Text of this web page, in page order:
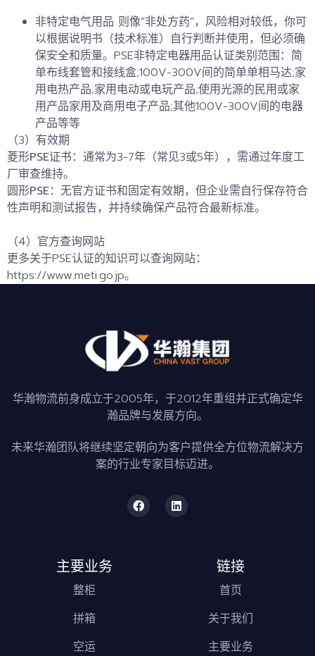
非特定电气用品 则像“非处方药”，风险相对较低，你可
以根据说明书（技术标准）自行判断并使用，但必须确
保安全和质量。PSE非特定电器用品认证类别范围：简
单布线套管和接线盒;100V-300V间的简单单相马达;家
用电热产品;家用电动或电玩产品;使用光源的民用或家
用产品家用及商用电子产品;其他100V-300V间的电器
产品等等
（3）有效期
菱形PSE证书：通常为3-7年（常见3或5年），需通过年度工
厂审查维持。
圆形PSE：无官方证书和固定有效期，但企业需自行保存符合
性声明和测试报告，并持续确保产品符合最新标准。
（4）官方查询网站
更多关于PSE认证的知识可以查询网站：
https://www.meti.go.jp。
华瀚物流前身成立于2005年，于2012年重组并正式确定华
瀚品牌与发展方向。
未来华瀚团队将继续坚定朝向为客户提供全方位物流解决方
案的行业专家目标迈进。
主要业务
整柜
拼箱
空运
链接
首页
关于我们
主要业务